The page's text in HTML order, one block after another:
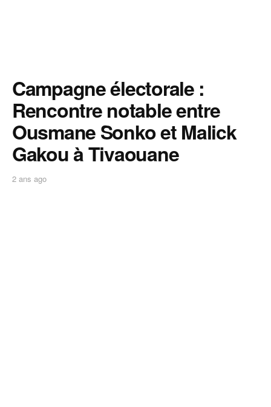
Campagne électorale :
Rencontre notable entre
Ousmane Sonko et Malick
Gakou à Tivaouane
2 ans ago